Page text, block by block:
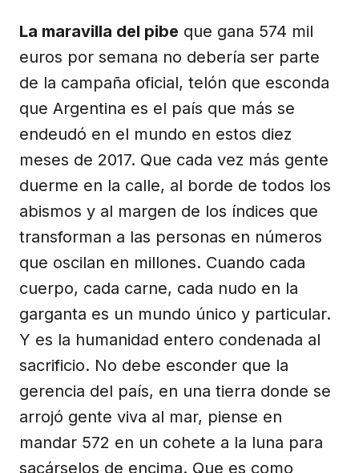
La maravilla del pibe que gana 574 mil
euros por semana no debería ser parte
de la campaña oficial, telón que esconda
que Argentina es el país que más se
endeudó en el mundo en estos diez
meses de 2017. Que cada vez más gente
duerme en la calle, al borde de todos los
abismos y al margen de los índices que
transforman a las personas en números
que oscilan en millones. Cuando cada
cuerpo, cada carne, cada nudo en la
garganta es un mundo único y particular.
Y es la humanidad entero condenada al
sacrificio. No debe esconder que la
gerencia del país, en una tierra donde se
arrojó gente viva al mar, piense en
mandar 572 en un cohete a la luna para
sacárselos de encima. Que es como